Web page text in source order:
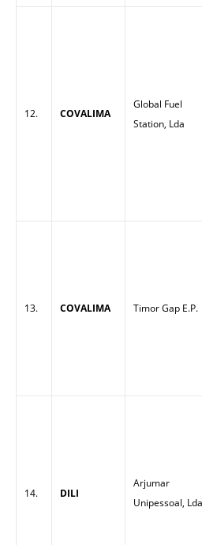
12. COVALIMA
Global Fuel
Station, Lda
13. COVALIMA Timor Gap E.P.
14. DILI
Arjumar
Unipessoal, Lda